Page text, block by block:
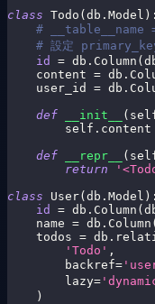
class Todo (db . Model ) :
# __table__name
# 設定
id
= db . Column (
    content
= db .
    user_id
= db .
def
__init__ (
        self
. content
def
__repr__ (
return
class
User(db . Model ) :
id
= db . Column (
    name
= db . Column
    todos
= db .
'Todo' ,
        backref
=
        lazy
=
)